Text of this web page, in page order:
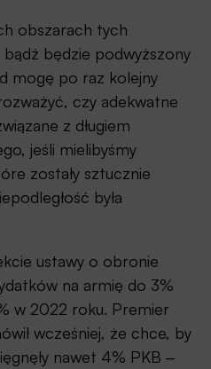
obszarach tych
będzie podwyższony
mogę po raz kolejny
czy adekwatne
z długiem
jeśli mielibyśmy
zostały sztucznie
była
ustawy o obronie
na armię do 3%
w 2022 roku. Premier
wcześniej, że chce, by
nawet 4% PKB ‒